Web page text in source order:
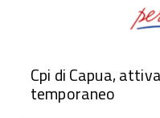
Cpi di Capua,
temporaneo